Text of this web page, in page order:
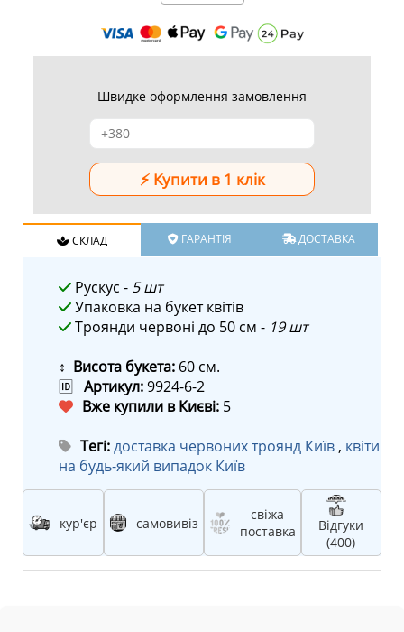
Швидке оформлення замовлення
СКЛАД ГАРАНТІЯ ДОСТАВКА
Рускус - 5 шт
Упаковка на букет квітів
Троянди червоні до 50 см - 19 шт
↕ Висота букета: 60 см.
🆔 Артикул:9924-6-2
Вже купили в Києві: 5
Тегі:доставка червоних троянд Київ , квіти
на будь-який випадок Київ
кур'єр самовивіз
свіжа
поставка
Відгуки
(400)